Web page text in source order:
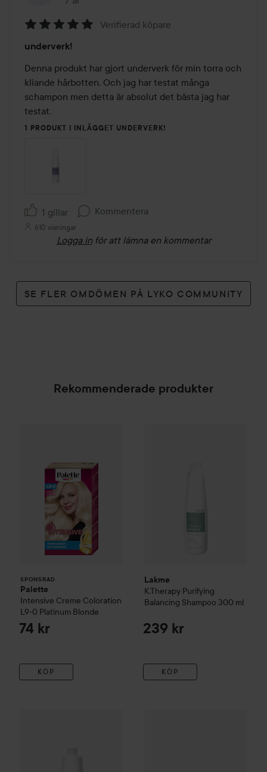
5
av
5
Verifierad köpare
underverk!
Denna produkt har gjort underverk för min torra och
kliande hårbotten. Och jag har testat många
schampon men detta är absolut det bästa jag har
testat.
1 PRODUKT I INLÄGGET UNDERVERK!
1 gillar Kommentera
610 visningar
Logga in för att lämna en kommentar
SE FLER OMDÖMEN PÅ LYKO COMMUNITY
Rekommenderade produkter
SPONSRAD
Palette
Intensive Creme Coloration
L9-0 Platinum Blonde
74 kr
KÖP
Lakme
K.Therapy Purifying
Balancing Shampoo 300 ml
239 kr
KÖP